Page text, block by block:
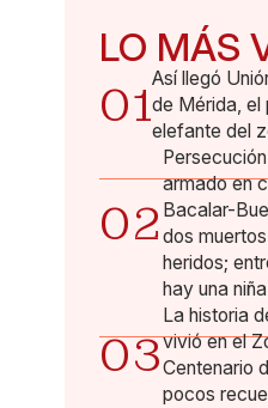
LO MÁS
01Así llegó
de Mérida, el
elefante del
02
armado en
Bacalar-
dos
heridos;
hay una niña
03
La historia
vivió en el
Centenario
pocos